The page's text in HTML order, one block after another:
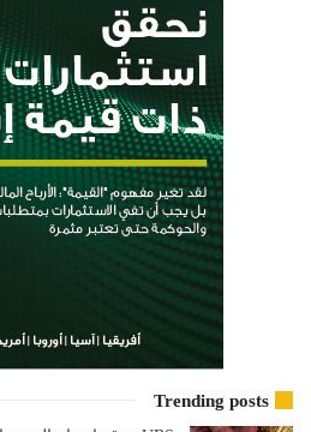
Trending posts